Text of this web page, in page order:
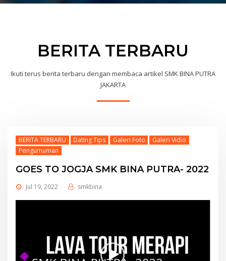
BERITA TERBARU
Ikuti terus berita terbaru dengan membaca artikel SMK BINA PUTRA
JAKARTA
BERITA TERBARU Dating Tips Galeri Foto
Galeri Vidio
Pengumuman
GOES TO JOGJA SMK BINA PUTRA- 2022
Jul 19, 2022 smkbina